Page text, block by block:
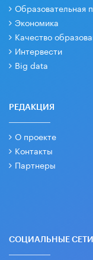
Образовательная
Экономика
Качество
Интервести
Big data
РЕДАКЦИЯ
О проекте
Контакты
Партнеры
СОЦИАЛЬНЫЕ СЕТИ